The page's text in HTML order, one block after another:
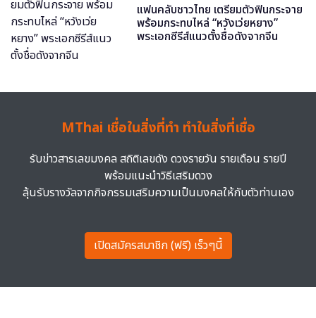
แฟนคลับชาวไทย เตรียมตัวฟินกระจาย
พร้อมกระทบไหล่ “หวังเว่ยหยาง”
พระเอกซีรีส์แนวตั้งชื่อดังจากจีน
MThai เชื่อในสิ่งที่ทำ ทำในสิ่งที่เชื่อ
รับข่าวสารเลขมงคล สถิติเลขดัง ดวงรายวัน รายเดือน รายปี
พร้อมแนะนำวิธีเสริมดวง
ลุ้นรับรางวัลจากกิจกรรมเสริมความเป็นมงคลให้กับตัวท่านเอง
เปิดสมัครสมาชิก (ฟรี) เร็วๆนี้